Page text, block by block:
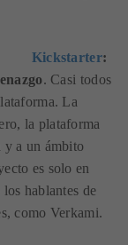
Kickstarter:
. Casi todos
La
la plataforma
y a un ámbito
es solo en
hablantes de
como Verkami.